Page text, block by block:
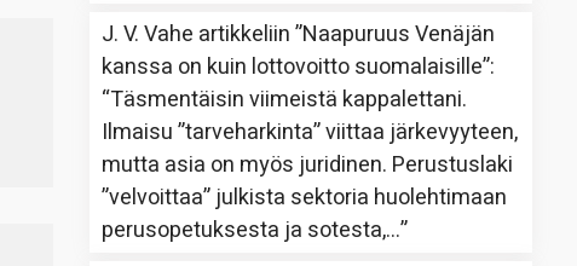
J. V. Vahe artikkeliin”Naapuruus Venäjän
kanssa on kuin lottovoitto suomalaisille”:
“Täsmentäisin viimeistä kappalettani.
Ilmaisu ”tarveharkinta” viittaa järkevyyteen,
mutta asia on myös juridinen. Perustuslaki
”velvoittaa” julkista sektoria huolehtimaan
perusopetuksesta ja sotesta,…”